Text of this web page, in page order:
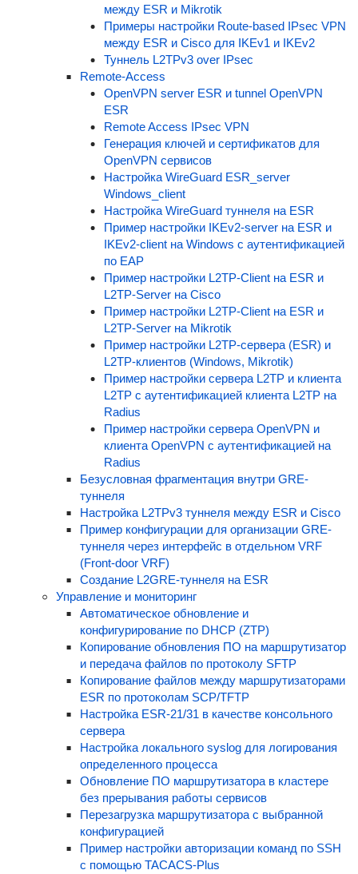
между ESR и Mikrotik
Примеры настройки Route-based IPsec VPN
между ESR и Cisco для IKEv1 и IKEv2
Туннель L2TPv3 over IPsec
Remote-Access
OpenVPN server ESR и tunnel OpenVPN
ESR
Remote Access IPsec VPN
Генерация ключей и сертификатов для
OpenVPN сервисов
Настройка WireGuard ESR_server
Windows_client
Настройка WireGuard туннеля на ESR
Пример настройки IKEv2-server на ESR и
IKEv2-client на Windows с аутентификацией
по EAP
Пример настройки L2TP-Client на ESR и
L2TP-Server на Cisco
Пример настройки L2TP-Client на ESR и
L2TP-Server на Mikrotik
Пример настройки L2TP-сервера (ESR) и
L2TP-клиентов (Windows, Mikrotik)
Пример настройки сервера L2TP и клиента
L2TP с аутентификацией клиента L2TP на
Radius
Пример настройки сервера OpenVPN и
клиента OpenVPN с аутентификацией на
Radius
Безусловная фрагментация внутри GRE-
туннеля
Настройка L2TPv3 туннеля между ESR и Cisco
Пример конфигурации для организации GRE-
туннеля через интерфейс в отдельном VRF
(Front-door VRF)
Создание L2GRE-туннеля на ESR
Управление и мониторинг
Автоматическое обновление и
конфигурирование по DHCP (ZTP)
Копирование обновления ПО на маршрутизатор
и передача файлов по протоколу SFTP
Копирование файлов между маршрутизаторами
ESR по протоколам SCP/TFTP
Настройка ESR-21/31 в качестве консольного
сервера
Настройка локального syslog для логирования
определенного процесса
Обновление ПО маршрутизатора в кластере
без прерывания работы сервисов
Перезагрузка маршрутизатора с выбранной
конфигурацией
Пример настройки авторизации команд по SSH
с помощью TACACS-Plus